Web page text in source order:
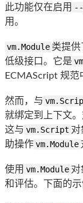
此功能仅在启用
用。
vm.Module 类提
低级接口。它是
ECMAScript 规范
然而，与
就绑定到上下文
这与 vm.Script 对
助操作vm.Module
使用 vm.Module 对
和评估。下面的示